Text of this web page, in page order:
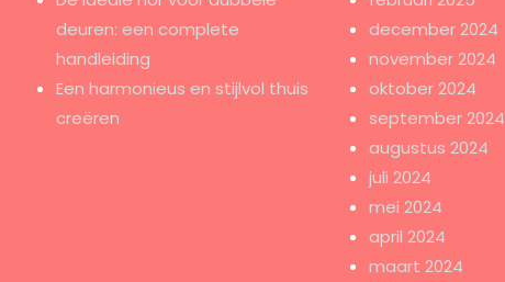
deuren: een complete
handleiding
Een harmonieus en stijlvol thuis
creëren
december 2024
november 2024
oktober 2024
september 2024
augustus 2024
juli 2024
mei 2024
april 2024
maart 2024